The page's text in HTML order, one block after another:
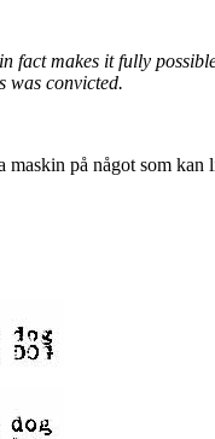
makes it fully
was convicted.
på något som